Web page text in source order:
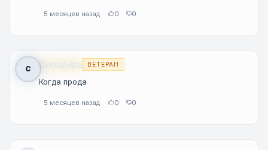
5 месяцев назад 0 0
C Coriandra ВЕТЕРАН
Когда прода
5 месяцев назад 0 0